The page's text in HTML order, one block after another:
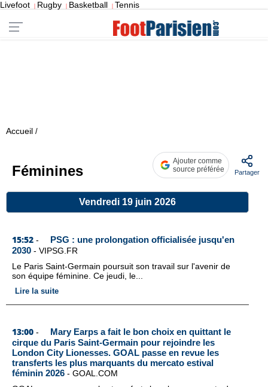
Livefoot | Rugby | Basketball | Tennis
Accueil /
Féminines
Ajouter comme
source préférée
Partager
Vendredi 19 juin 2026
15:52 -
PSG : une prolongation officialisée jusqu'en
2030 - VIPSG.FR
Le Paris Saint-Germain poursuit son travail sur l'avenir de
son équipe féminine. Ce jeudi, le...
Lire la suite
13:00 -
Mary Earps a fait le bon choix en quittant le
cirque du Paris Saint-Germain pour rejoindre les
London City Lionesses. GOAL passe en revue les
transferts les plus marquants du mercato estival
féminin 2026 - GOAL.COM